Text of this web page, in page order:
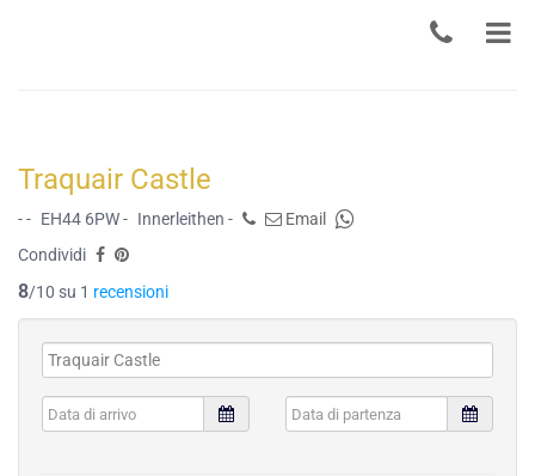
Traquair Castle
- - EH44 6PW - Innerleithen -
Email
Condividi
8/10 su 1 recensioni